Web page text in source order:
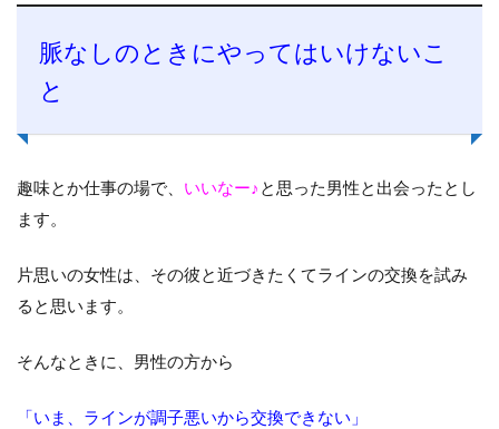
脈なしのときにやってはいけないこ
と
趣味とか仕事の場で、 いいなー♪ と思った男性と出会ったとし
ます。
片思いの女性は、その彼と近づきたくてラインの交換を試み
ると思います。
そんなときに、男性の方から
「いま、ラインが調子悪いから交換できない」